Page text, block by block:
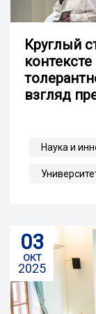
Круглый
взгляд
Наука и
03
окт
2025